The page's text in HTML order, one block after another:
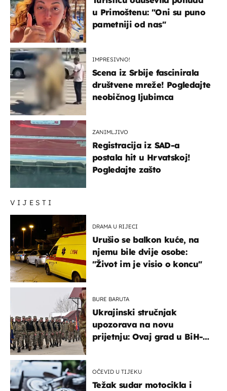
VIJESTI
DRAMA U RIJECI
Urušio se balkon kuće, na
njemu bile dvije osobe:
"Život im je visio o koncu"
BURE BARUTA
Ukrajinski stručnjak
upozorava na novu
prijetnju: Ovaj grad u BiH-u
OČEVID U TIJEKU
Težak sudar motocikla i
u Primoštenu: "Oni su puno
pametniji od nas"
IMPRESIVNO!
Scena iz Srbije fascinirala
društvene mreže! Pogledajte
neobičnog ljubimca
ZANIMLJIVO
Registracija iz SAD-a
postala hit u Hrvatskoj!
Pogledajte zašto